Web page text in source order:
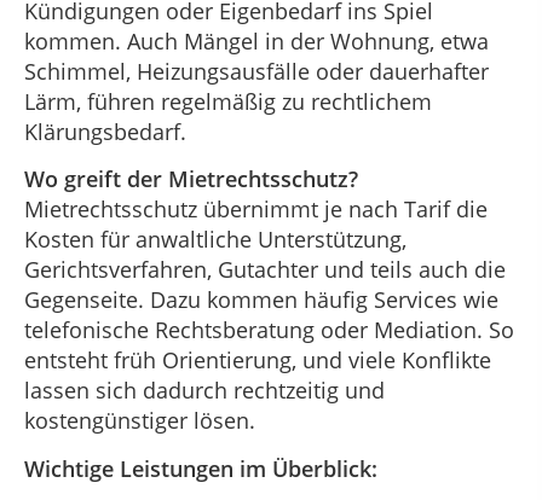
Kündigungen oder Eigenbedarf ins Spiel
kommen. Auch Mängel in der Wohnung, etwa
Schimmel, Heizungsausfälle oder dauerhafter
Lärm, führen regelmäßig zu rechtlichem
Klärungsbedarf.
Wo greift der Mietrechtsschutz?
Mietrechtsschutz übernimmt je nach Tarif die
Kosten für anwaltliche Unterstützung,
Gerichtsverfahren, Gutachter und teils auch die
Gegenseite. Dazu kommen häufig Services wie
telefonische Rechtsberatung oder Mediation. So
entsteht früh Orientierung, und viele Konflikte
lassen sich dadurch rechtzeitig und
kostengünstiger lösen.
Wichtige Leistungen im Überblick: